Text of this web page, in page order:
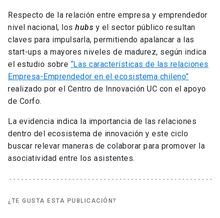
Respecto de la relación entre empresa y emprendedor
nivel nacional, los hubs y el sector público resultan
claves para impulsarla, permitiendo apalancar a las
start-ups a mayores niveles de madurez, según indica
el estudio sobre “Las características de las relaciones
Empresa-Emprendedor en el ecosistema chileno”
realizado por el Centro de Innovación UC con el apoyo
de Corfo.
La evidencia indica la importancia de las relaciones
dentro del ecosistema de innovación y este ciclo
buscar relevar maneras de colaborar para promover la
asociatividad entre los asistentes.
¿TE GUSTA ESTA PUBLICACIÓN?